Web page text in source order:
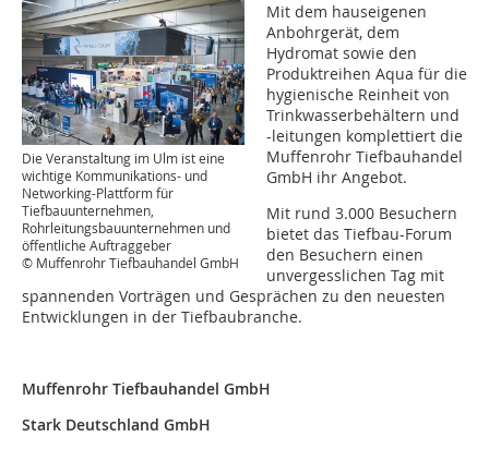
Die Veranstaltung im Ulm ist eine
wichtige Kommuni­kations- und
Networking-Plattform für
Tiefbauunternehmen,
Rohrleitungsbauunternehmen und
öffentliche Auftraggeber
© Muffenrohr Tiefbauhandel GmbH
Mit dem hauseigenen
Anbohrgerät, dem
Hydromat sowie den
Produktreihen Aqua für die
hygienische Reinheit von
Trinkwasserbehältern und
-leitungen komplettiert die
Muffenrohr Tiefbauhandel
GmbH ihr Angebot.
Mit rund 3.000 Besuchern
bietet das Tiefbau-Forum
den Besuchern einen
unvergesslichen Tag mit
spannenden Vorträgen und Gesprächen zu den neuesten
Entwicklungen in der Tiefbaubranche.
Muffenrohr Tiefbauhandel GmbH
Stark Deutschland GmbH